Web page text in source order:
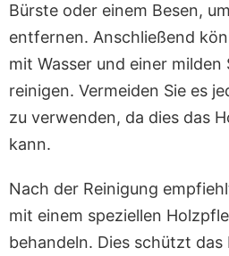
Bürste oder einem Besen,
entfernen. Anschließend
mit Wasser und einer milden
reinigen. Vermeiden Sie es
zu verwenden, da dies das
kann.
Nach der Reinigung
mit einem speziellen
behandeln. Dies schützt das